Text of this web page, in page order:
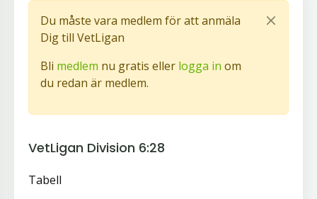
Du måste vara medlem för att anmäla
Dig till VetLigan
Bli medlem nu gratis eller logga in om
du redan är medlem.
VetLigan Division 6:28
Tabell